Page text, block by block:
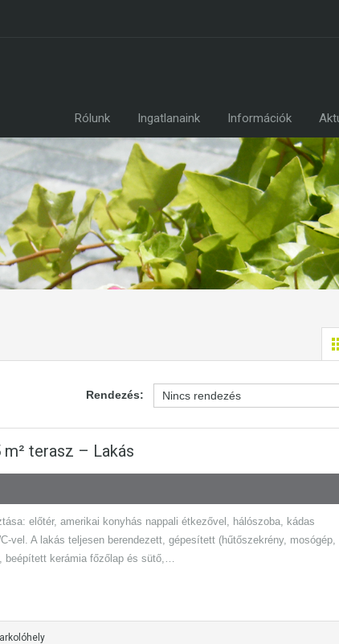
Rólunk Ingatlanaink Információk
Rendezés:
m² terasz – Lakás
előtér, amerikai konyhás nappali étkezővel, hálószoba, kádas
vel. A lakás teljesen berendezett, gépesített (hűtőszekrény, mosógép,
beépített kerámia főzőlap és sütő,…